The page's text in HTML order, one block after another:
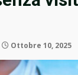
Ottobre 10, 2025